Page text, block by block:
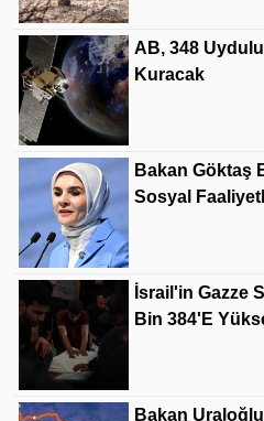
AB, 348
Kuracak
Bakan Göktaş
Sosyal
İsrail'in Gazze
Bin 384'e
Bakan